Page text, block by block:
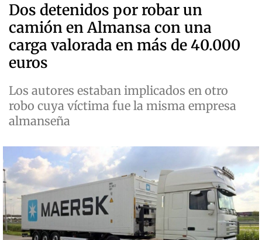
Dos detenidos por robar un
camión en Almansa con una
carga valorada en más de 40.000
euros
Los autores estaban implicados en otro
robo cuya víctima fue la misma empresa
almanseña